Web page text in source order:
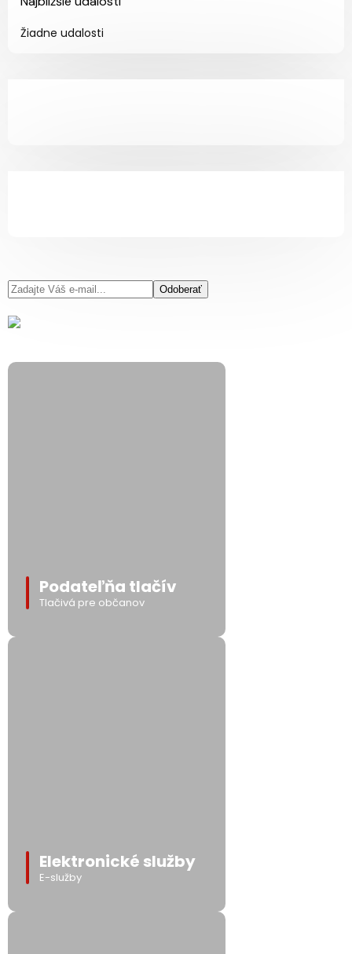
Žiadne udalosti
Odoberať
Podateľňa tlačív
Tlačivá pre občanov
Elektronické služby
E-služby